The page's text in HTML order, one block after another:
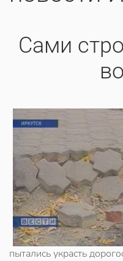
Сами
пытались украсть